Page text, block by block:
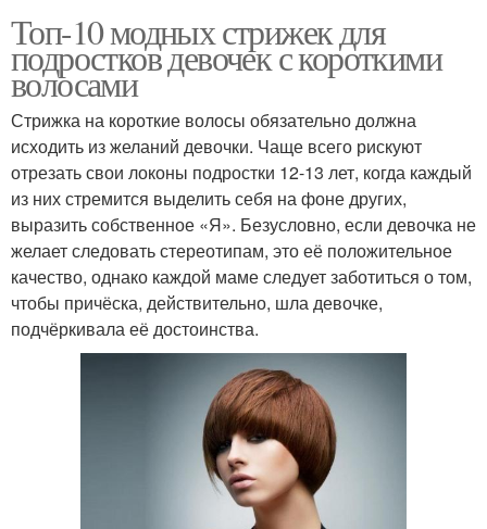
Топ-10 модных стрижек для
подростков девочек с короткими
волосами
Стрижка на короткие волосы обязательно должна
исходить из желаний девочки. Чаще всего рискуют
отрезать свои локоны подростки 12-13 лет, когда каждый
из них стремится выделить себя на фоне других,
выразить собственное «Я». Безусловно, если девочка не
желает следовать стереотипам, это её положительное
качество, однако каждой маме следует заботиться о том,
чтобы причёска, действительно, шла девочке,
подчёркивала её достоинства.